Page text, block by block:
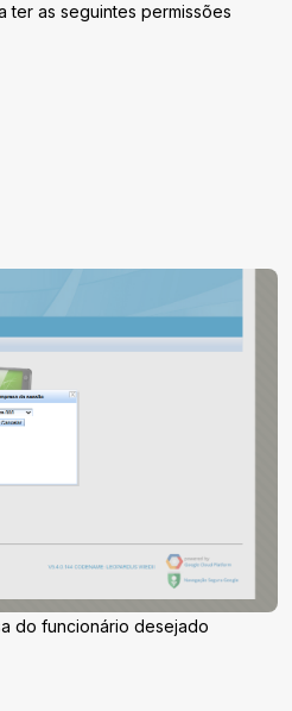
ter as seguintes permissões
do funcionário desejado